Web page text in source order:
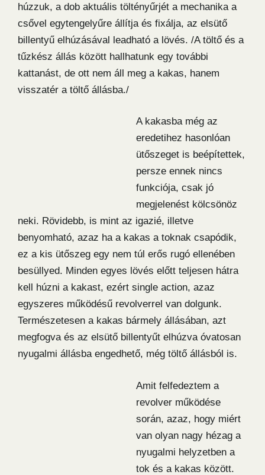
húzzuk, a dob aktuális töltényűrjét a mechanika a
csővel egytengelyűre állítja és fixálja, az elsütő
billentyű elhúzásával leadható a lövés. /A töltő és a
tűzkész állás között hallhatunk egy további
kattanást, de ott nem áll meg a kakas, hanem
visszatér a töltő állásba./
A kakasba még az
eredetihez hasonlóan
ütőszeget is beépítettek,
persze ennek nincs
funkciója, csak jó
megjelenést kölcsönöz
neki. Rövidebb, is mint az igazié, illetve
benyomható, azaz ha a kakas a toknak csapódik,
ez a kis ütőszeg egy nem túl erős rugó ellenében
besüllyed. Minden egyes lövés előtt teljesen hátra
kell húzni a kakast, ezért single action, azaz
egyszeres működésű revolverrel van dolgunk.
Természetesen a kakas bármely állásában, azt
megfogva és az elsütő billentyűt elhúzva óvatosan
nyugalmi állásba engedhető, még töltő állásból is.
Amit felfedeztem a
revolver működése
során, azaz, hogy miért
van olyan nagy hézag a
nyugalmi helyzetben a
tok és a kakas között.